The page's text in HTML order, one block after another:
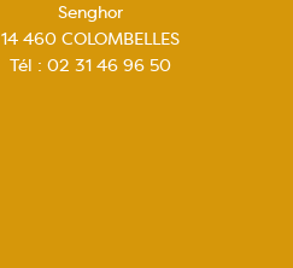
Senghor
14 460 COLOMBELLES
Tél : 02 31 46 96 50